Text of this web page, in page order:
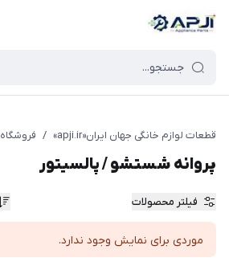
قطعات یدکی و جانبی لوازم خانگی جهان ایران
قطعات لوازم خانگی جهان ایران«apji.ir» / فروشگاه APJI
پروانه شستشو / پالسیتور
فیلتر محصولات
موردی برای نمایش وجود ندارد.